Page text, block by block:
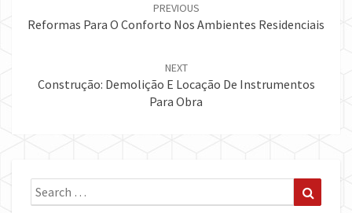
PREVIOUS
Reformas Para O Conforto Nos Ambientes Residenciais
NEXT
Construção: Demolição E Locação De Instrumentos
Para Obra
Search
for: